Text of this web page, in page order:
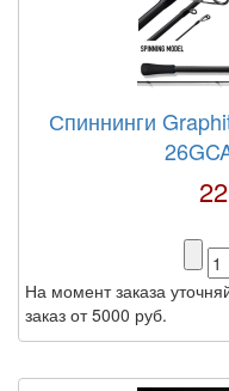
Спиннинги
На момент заказа
заказ от 5000 руб.